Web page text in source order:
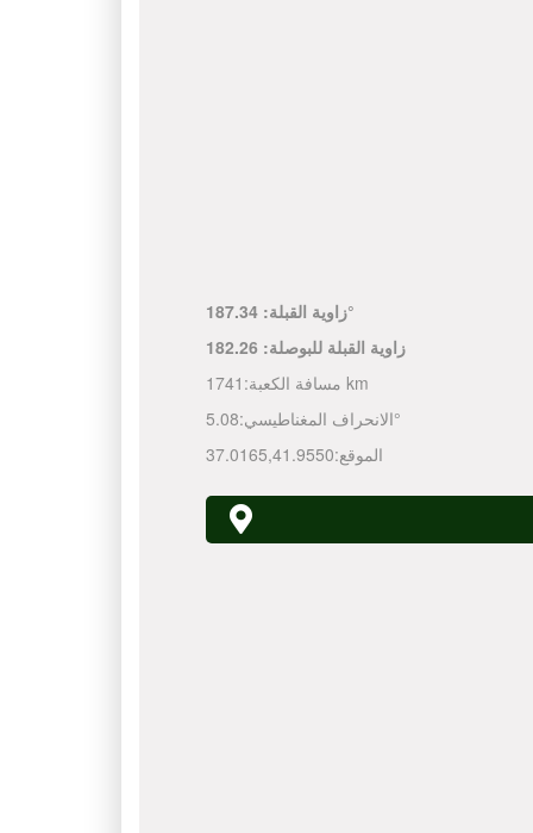
زاوية القبلة:187.34°
زاوية القبلة للبوصلة: 182.26
مسافة الكعبة: 1741 km
الانحراف المغناطيسي:5.08°
الموقع:
37.0165,41.9550